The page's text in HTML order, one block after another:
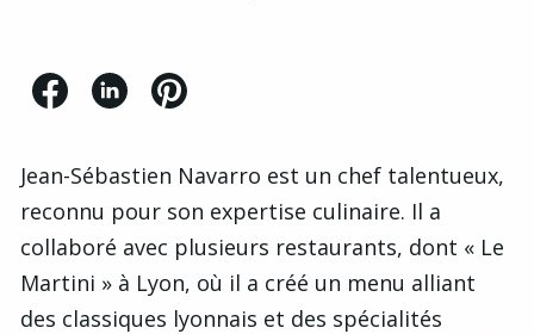
Jean-Sébastien Navarro est un chef talentueux,
reconnu pour son expertise culinaire. Il a
collaboré avec plusieurs restaurants, dont « Le
Martini » à Lyon, où il a créé un menu alliant
des classiques lyonnais et des spécialités